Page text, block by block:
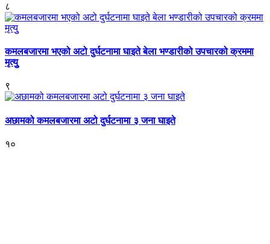
८
कमलबजारमा भएको अटो दुर्घटनामा घाइते बेला भण्डारीको उपचारको क्रममा
मृत्युु
९
अछामको कमलबजारमा अटो दुर्घटनामा ३ जना घाइते
१०